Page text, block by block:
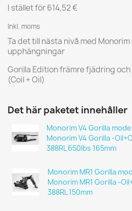
I stället för 614,52 €
Inkl. moms
Ta det till nästa nivå med
upphängningar
Gorilla Edition främre fjädring
(Coil + Oil)
Det här paketet innehåller
Monorim V4 Gorilla
Monorim V4 Gorilla -
388RL 650lbs 165mm
Monorim MR1 Gorilla
Monorim MR1 Gorilla -
388RL 150mm